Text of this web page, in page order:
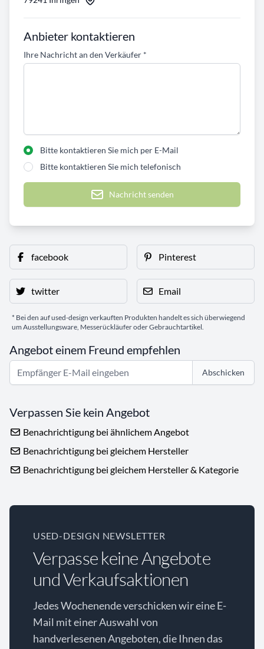
Anbieter kontaktieren
Ihre Nachricht an den Verkäufer *
Bitte kontaktieren Sie mich per E-Mail
Bitte kontaktieren Sie mich telefonisch
Nachricht senden
facebook Pinterest
twitter Email
* Bei den auf used-design verkauften Produkten handelt es sich überwiegend
um Ausstellungsware, Messerückläufer oder Gebrauchtartikel.
Angebot einem Freund empfehlen
Abschicken
Verpassen Sie kein Angebot
Benachrichtigung bei ähnlichem Angebot
Benachrichtigung bei gleichem Hersteller
Benachrichtigung bei gleichem Hersteller & Kategorie
USED-DESIGN NEWSLETTER
Verpasse keine Angebote
und Verkaufsaktionen
Jedes Wochenende verschicken wir eine E-
Mail mit einer Auswahl von
handverlesenen Angeboten, die Ihnen das